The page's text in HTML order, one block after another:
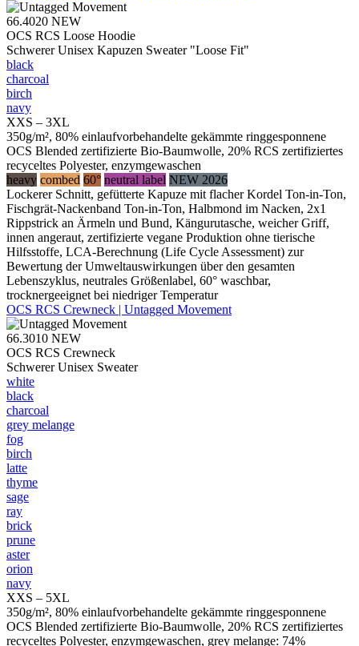
66.4020 NEW
OCS RCS Loose Hoodie
Schwerer Unisex Kapuzen Sweater "Loose Fit"
black
charcoal
birch
navy
XXS – 3XL
350g/m², 80% einlaufvorbehandelte gekämmte ringgesponnene
OCS Blended zertifizierte Bio-Baumwolle, 20% RCS zertifiziertes
recyceltes Polyester, enzymgewaschen
heavy combed 60° neutral label NEW 2026
Lockerer Schnitt, gefütterte Kapuze mit flacher Kordel Ton-in-Ton,
Fischgrät-Nackenband Ton-in-Ton, Halbmond im Nacken, 2x1
Rippstrick an Ärmeln und Bund, Kängurutasche, weicher Griff,
innen angeraut, zertifizierte vegane Produktion ohne tierische
Hilfsstoffe, LCA-Berechnung (Life Cycle Assessment) zur
Bewertung der Umweltauswirkungen über den gesamten
Lebenszyklus, neutrales Größenlabel, 60° waschbar,
trocknergeeignet bei niedriger Temperatur
OCS RCS Crewneck | Untagged Movement
66.3010 NEW
OCS RCS Crewneck
Schwerer Unisex Sweater
white
black
charcoal
grey melange
fog
birch
latte
thyme
sage
ray
brick
prune
aster
orion
navy
XXS – 5XL
350g/m², 80% einlaufvorbehandelte gekämmte ringgesponnene
OCS Blended zertifizierte Bio-Baumwolle, 20% RCS zertifiziertes
recyceltes Polyester, enzymgewaschen, grey melange: 74%